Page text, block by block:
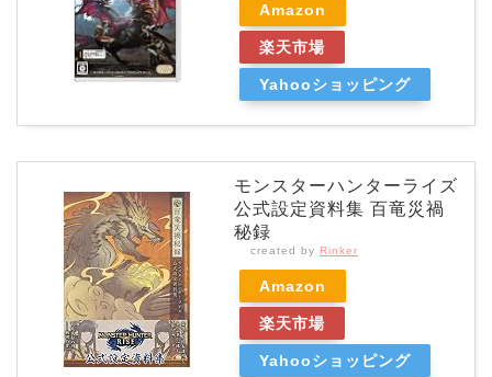
Amazon
楽天市場
Yahooショッピング
モンスターハンターライズ
公式設定資料集 百竜災禍
秘録
created by Rinker
Amazon
楽天市場
Yahooショッピング